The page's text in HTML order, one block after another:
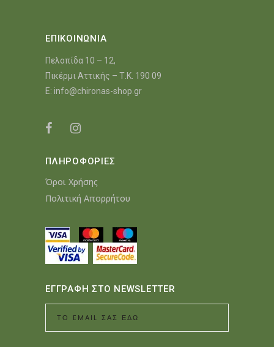
ΕΠΙΚΟΙΝΩΝΙΑ
Πελοπίδα 10 – 12,
Πικέρμι Αττικής – Τ.Κ. 190 09
E: info@chironas-shop.gr
ΠΛΗΡΟΦΟΡΙΕΣ
Όροι Χρήσης
Πολιτική Απορρήτου
ΕΓΓΡΑΦΗ ΣΤΟ NEWSLETTER